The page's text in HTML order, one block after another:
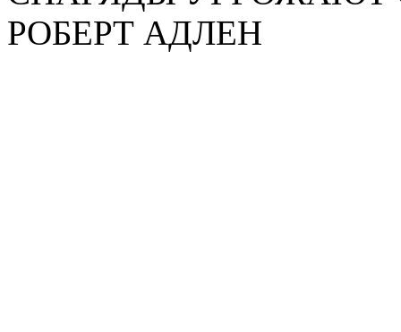
РОБЕРТ АДЛЕН